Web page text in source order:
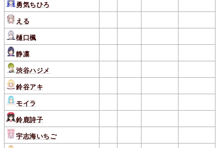
勇気ちひろ
える
樋口楓
静凛
渋谷ハジメ
鈴谷アキ
モイラ
鈴鹿詩子
宇志海いちご